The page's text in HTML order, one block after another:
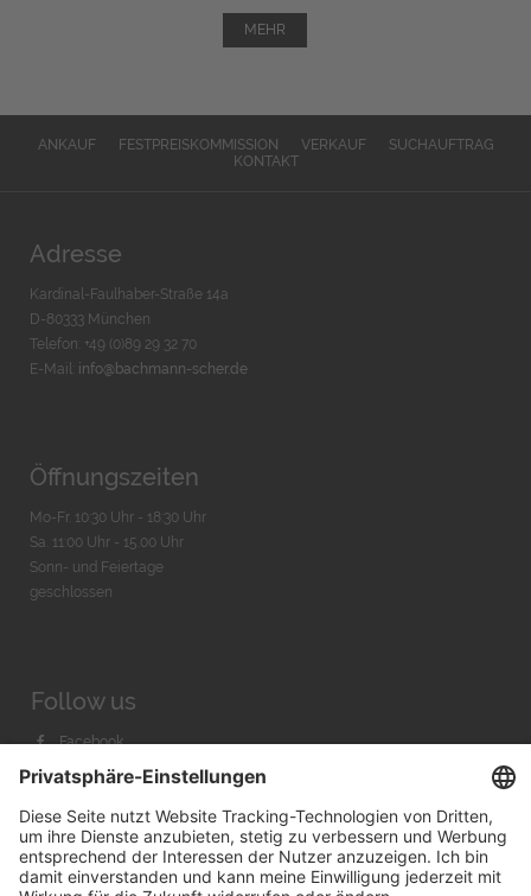
MEHR
ANKAUF FESTPREISKOMMISSION VERKAUF
SUCHAUFTRAG
KONTAKT
Adresse
Kardinal-Faulhaber-Straße 14a
D-80333 München
Telefon: +49 (0)89 29 32 70
E-Mail: info@bachmann-scher.de
Öffnungszeiten
Mo-Fr. 10:30 Uhr - 18:30 Uhr
Sa. 11:00 Uhr - 15.00 Uhr
Sonn- und Feiertage
geschlossen
Follow us
Facebook
Instagram
Youtube